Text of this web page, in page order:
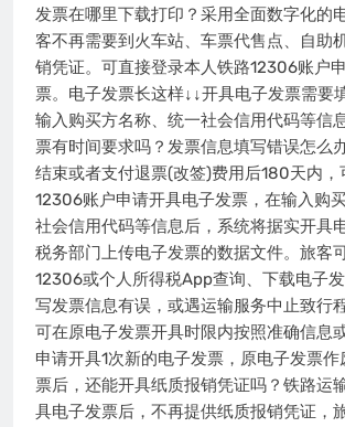
发票在哪里下载打印？采用全面数字化的
客不再需要到火车站、车票代售点、自助
销凭证。可直接登录本人铁路12306账户
票。电子发票长这样↓↓开具电子发票需要
输入购买方名称、统一社会信用代码等信
票有时间要求吗？发票信息填写错误怎么
结束或者支付退票(改签)费用后180天内，
12306账户申请开具电子发票，在输入购
社会信用代码等信息后，系统将据实开具
税务部门上传电子发票的数据文件。旅客
12306或个人所得税App查询、下载电子
写发票信息有误，或遇运输服务中止致行
可在原电子发票开具时限内按照准确信息
申请开具1次新的电子发票，原电子发票
票后，还能开具纸质报销凭证吗？铁路运
具电子发票后，不再提供纸质报销凭证，